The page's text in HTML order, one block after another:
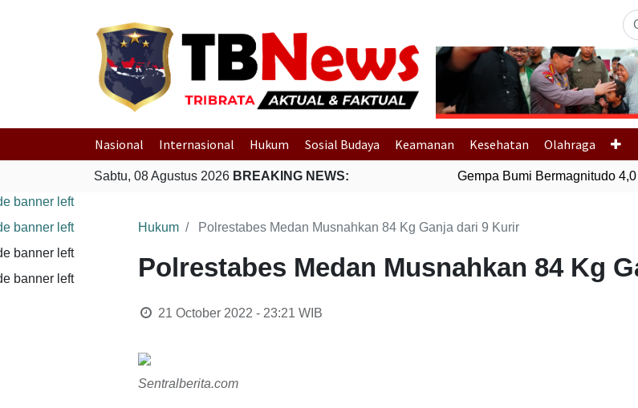
Previous
Nasional Internasional Hukum Sosial Budaya Keamanan Kesehatan Olahraga
Sabtu, 08 Agustus 2026 BREAKING NEWS: Gempa Bumi Bermagnitudo 4,0
Hukum Polrestabes Medan Musnahkan 84 Kg Ganja dari 9 Kurir
Polrestabes Medan Musnahkan 84 Kg
21 October 2022 - 23:21 WIB
Sentralberita.com